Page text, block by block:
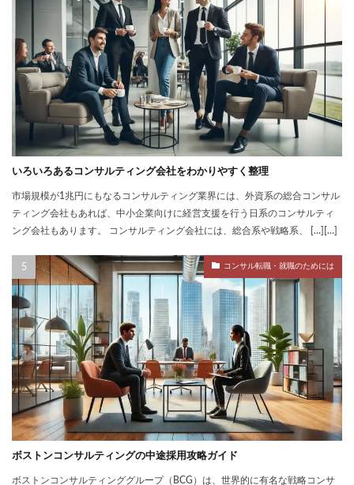
いろいろあるコンサルティング会社をわかりやすく整理
市場規模が1兆円にもなるコンサルティング業界には、外資系の総合コンサル
ティング会社もあれば、中小企業向けに経営支援を行う日系のコンサルティ
ング会社もあります。 コンサルティング会社には、総合系や戦略系、 […][…]
コンサル転職・就職のためには
ボストンコンサルティングの中途採用攻略ガイド
ボストンコンサルティンググループ（BCG）は、世界的に有名な戦略コンサ